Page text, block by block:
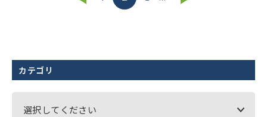
カテゴリ
選択してください